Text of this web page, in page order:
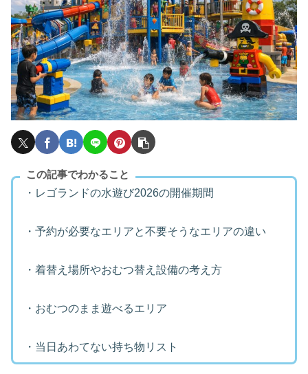
この記事でわかること
・レゴランドの水遊び2026の開催期間
・予約が必要なエリアと不要そうなエリアの違い
・着替え場所やおむつ替え設備の考え方
・おむつのまま遊べるエリア
・当日あわてない持ち物リスト